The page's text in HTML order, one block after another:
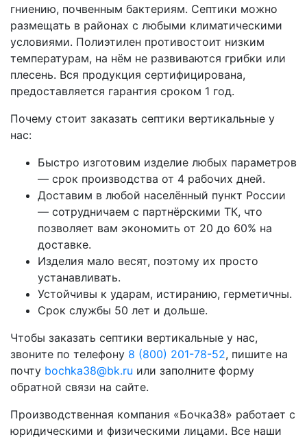
гниению, почвенным бактериям. Септики можно
размещать в районах с любыми климатическими
условиями. Полиэтилен противостоит низким
температурам, на нём не развиваются грибки или
плесень. Вся продукция сертифицирована,
предоставляется гарантия сроком 1 год.
Почему стоит заказать септики вертикальные у
нас:
Быстро изготовим изделие любых параметров
— срок производства от 4 рабочих дней.
Доставим в любой населённый пункт России
— сотрудничаем с партнёрскими ТК, что
позволяет вам экономить от 20 до 60% на
доставке.
Изделия мало весят, поэтому их просто
устанавливать.
Устойчивы к ударам, истиранию, герметичны.
Срок службы 50 лет и дольше.
Чтобы заказать септики вертикальные у нас,
звоните по телефону 8 (800) 201-78-52, пишите на
почту bochka38@bk.ru или заполните форму
обратной связи на сайте.
Производственная компания «Бочка38» работает с
юридическими и физическими лицами. Все наши